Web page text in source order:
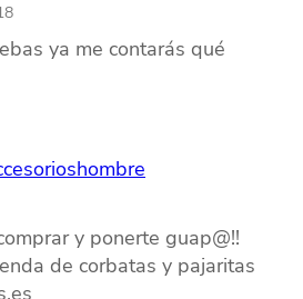
ya me contarás qué
y ponerte guap@!!
de corbatas y pajaritas